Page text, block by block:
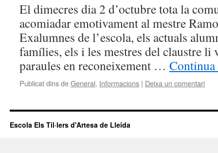
El dimecres dia 2 d’octubre tota la
acomiadar emotivament al mestre
Exalumnes de l’escola, els actuals
famílies, els i les mestres del claustre li
paraules en reconeixement …
Publicat dins deGeneral, Informacions | Deixa un comentari
Escola Els Til·lers d'Artesa de Lleida